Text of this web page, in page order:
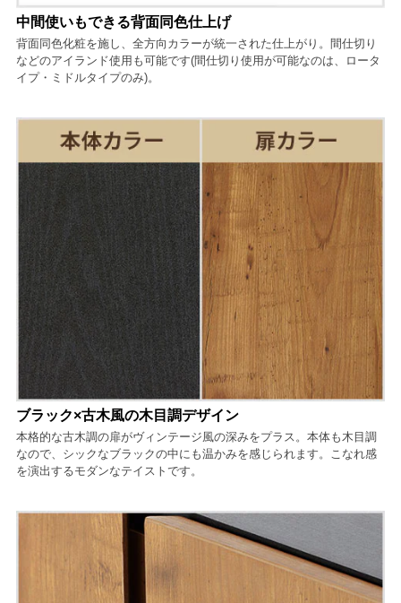
中間使いもできる背面同色仕上げ
背面同色化粧を施し、全方向カラーが統一された仕上がり。間仕切り
などのアイランド使用も可能です(間仕切り使用が可能なのは、ロータ
イプ・ミドルタイプのみ)。
ブラック×古木風の木目調デザイン
本格的な古木調の扉がヴィンテージ風の深みをプラス。本体も木目調
なので、シックなブラックの中にも温かみを感じられます。こなれ感
を演出するモダンなテイストです。